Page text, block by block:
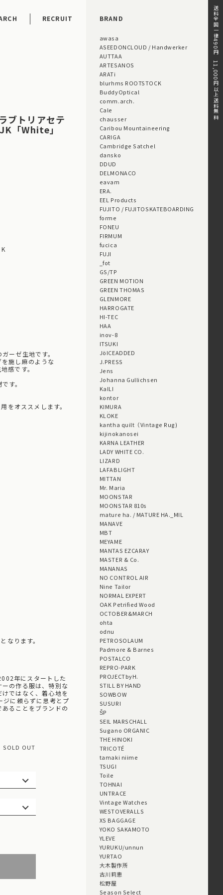
RECRUIT
ブトリアセテ
「White」
ーゼ生地です。
施し麻のような
感です。
す。
をオススメします。
なります。
年にスタートした
の作る服は、特別な
ではなく、着心地を
ジに頼らずに思考とプ
ることをブランドの
SOLD OUT
BRAND
awasa
ASEEDONCLOUD / Handwerker
AUTTAA
ARTESANOS
ARATi
blurhms ROOTSTOCK
BuddyOptical
comm.arch.
Cale
chausser
Caribou Mountaineering
CARIGA
Cambridge Satchel
dansko
DDUD
DELMONACO
eavam
ERA.
EEL Products
FUJITO / FUJITOSKATEBOARDING
forme
FONEU
FIRMUM
fucica
FUJI
_fot
GS/TP
GREEN MOTION
GREEN THOMAS
GLENMORE
HARROGATE
HI-TEC
HAA
inov-8
ITSUKI
JöICEADDED
J.PRESS
Jens
Johanna Gullichsen
KaILI
kontor
KIMURA
KLOKE
kantha quilt（Vintage Rug)
kijinokanosei
KARNA LEATHER
LADY WHITE CO.
LIZARD
LAFABLIGHT
MITTAN
Mr. Maria
MOONSTAR
MOONSTAR 810s
mature ha. / MATURE HA._MIL
MANAVE
MBT
MEYAME
MANTAS EZCARAY
MASTER & Co.
MANANAS
NO CONTROL AIR
Nine Tailor
NORMAL EXPERT
OAK Petrified Wood
OCTOBER&MARCH
ohta
odnu
PETROSOLAUM
Padmore & Barnes
POSTALCO
REPRO-PARK
PROJECTbyH.
STILL BY HAND
SOWBOW
SUSURI
ŠP
SEIL MARSCHALL
Sugano ORGANIC
THE HINOKI
TRICOTÉ
tamaki niime
TSUGI
Toile
TOHNAI
UNTRACE
Vintage Watches
WESTOVERALLS
XS BAGGAGE
YOKO SAKAMOTO
YLEVE
YURUKU/unnun
YURTAO
大木製作所
古川莉恵
松野屋
Season Select
送料全国一律490円。11,000円以上送料無料。